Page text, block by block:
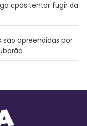
após tentar fugir da
são apreendidas por